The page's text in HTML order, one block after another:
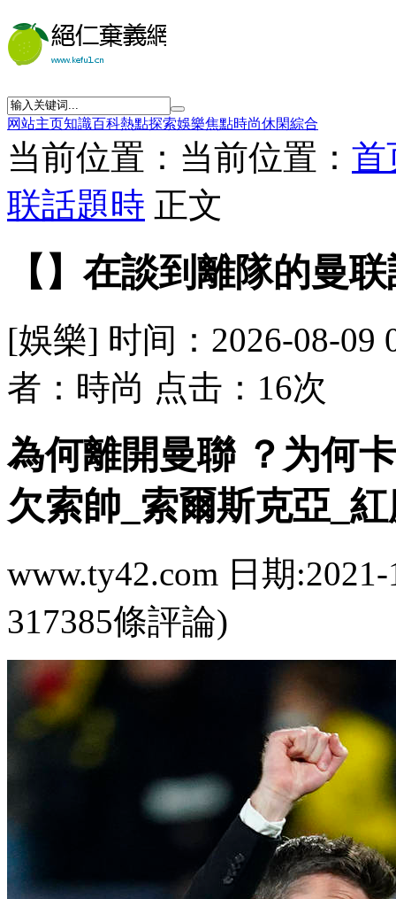
网站主页知識百科熱點探索娛樂焦點時尚休閑綜合
当前位置：当前位置： 首
联話題時 正文
【】在談到離隊的曼
[娛樂] 时间：2026-08-09
者：時尚 点击：16次
為何離開曼聯 ？为何
欠索帥_索爾斯克亞_
www.ty42.com 日期
317385條評論)